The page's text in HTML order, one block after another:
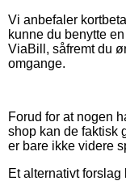
Vi anbefaler
kunne du benytte
ViaBill, såfremt du
omgange.
Forud for at nogen
shop kan de faktisk
er bare ikke videre
Et alternativt